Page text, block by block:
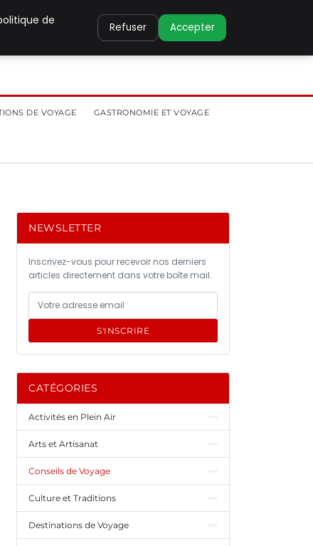
DE VOYAGE GASTRONOMIE ET VOYAGE
NEWSLETTER
Inscrivez-vous pour recevoir nos derniers
articles directement dans votre boîte mail.
S'INSCRIRE
CATÉGORIES
Activités en Plein Air
Arts et Artisanat
Conseils de Voyage
Culture et Traditions
Destinations de Voyage
de
Refuser Accepter